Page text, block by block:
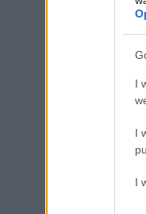
I
I
I
helyi
karcolt
és/